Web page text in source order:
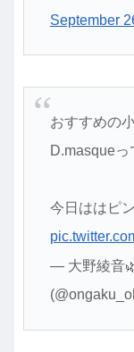
September
おすすめの
D.masqueっ
今日ははピ
— 大野綾音